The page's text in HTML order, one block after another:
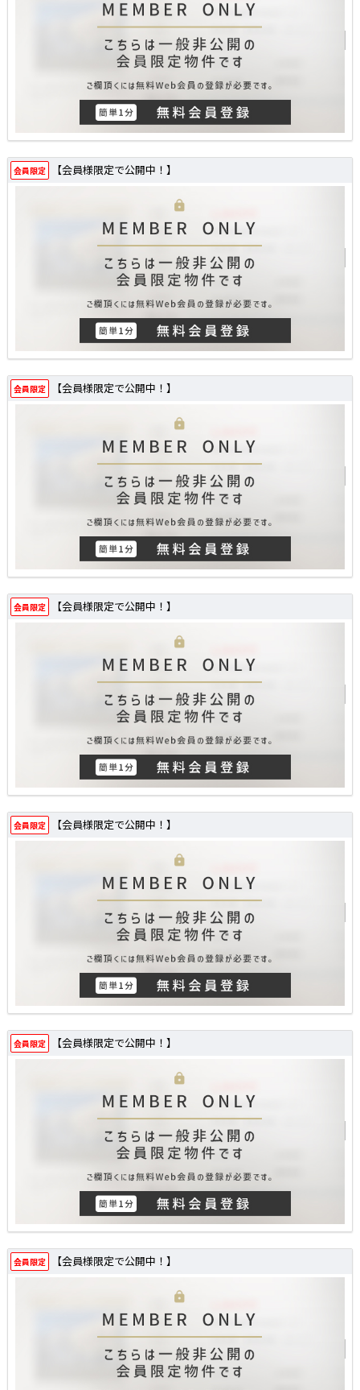
会員限定 【会員様限定で公開中！】
会員限定 【会員様限定で公開中！】
会員限定 【会員様限定で公開中！】
会員限定 【会員様限定で公開中！】
会員限定 【会員様限定で公開中！】
会員限定 【会員様限定で公開中！】